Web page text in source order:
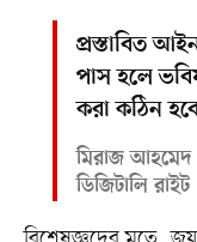
প্রস্তাবিত
পাস হলে
করা কঠিন
মিরাজ আহমেদ
ডিজিটালি রাইট